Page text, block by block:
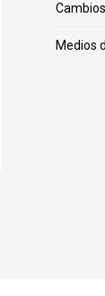
Medios